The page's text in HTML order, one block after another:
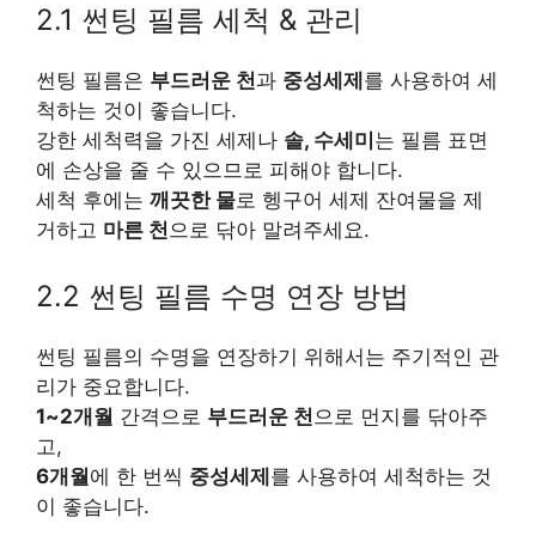
2.1 썬팅 필름 세척 & 관리
썬팅 필름은 부드러운 천과 중성세제를 사용하여 세
척하는 것이 좋습니다.
강한 세척력을 가진 세제나 솔, 수세미는 필름 표면
에 손상을 줄 수 있으므로 피해야 합니다.
세척 후에는 깨끗한 물로 헹구어 세제 잔여물을 제
거하고 마른 천 으로 닦아 말려주세요.
2.2 썬팅 필름 수명 연장 방법
썬팅 필름의 수명을 연장하기 위해서는 주기적인 관
리가 중요합니다.
1~2개월 간격으로 부드러운 천으로 먼지를 닦아주
고,
6개월 에 한 번씩 중성세제 를 사용하여 세척하는 것
이 좋습니다.